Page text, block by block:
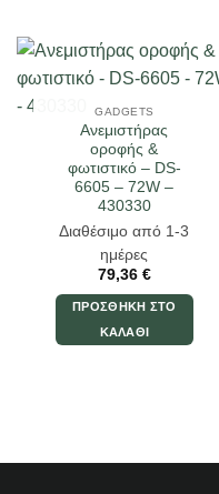
GADGETS
Ανεμιστήρας
οροφής &
φωτιστικό – DS-
6605 – 72W –
430330
Διαθέσιμο από 1-3
ημέρες
79,36 €
ΠΡΟΣΘΉΚΗ ΣΤΟ
ΚΑΛΆΘΙ